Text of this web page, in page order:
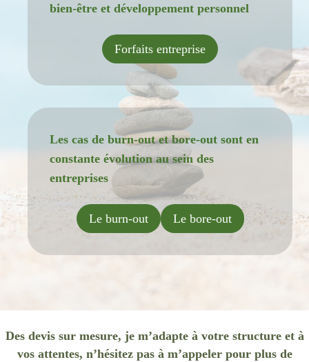
bien-être et développement personnel
Forfaits entreprise
Les cas de burn-out et bore-out sont en
constante évolution au sein des
entreprises
Le burn-out Le bore-out
Des devis sur mesure, je m’adapte à votre structure et à
vos attentes, n’hésitez pas à m’appeler pour plus de